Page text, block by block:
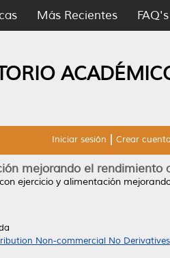
Más Recientes FAQ's
Iniciar sesión Crear cuenta
mejorando el rendimiento
ejercicio y alimentación
Non-commercial No Derivatives